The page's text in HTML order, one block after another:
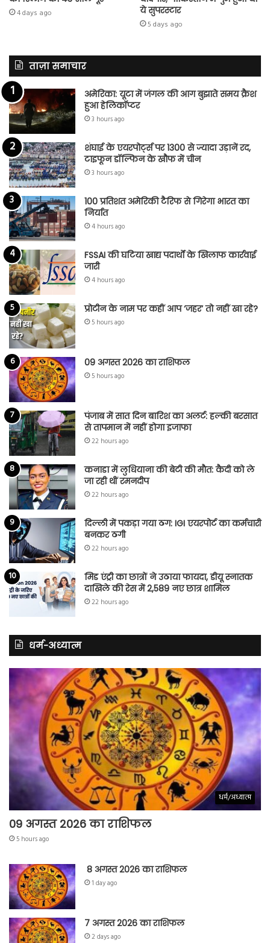
4 days ago
ये सुपरस्टार
5 days ago
ताज़ा समाचार
अमेरिका: यूटा में जंगल की आग बुझाते समय क्रैश
हुआ हेलिकॉप्टर
3 hours ago
शंघाई के एयरपोर्ट्स पर 1300 से ज्यादा उड़ानें रद,
टाइफून डॉल्फिन के खौफ में चीन
3 hours ago
100 प्रतिशत अमेरिकी टैरिफ से गिरेगा भारत का
निर्यात
4 hours ago
FSSAI की घटिया खाद्य पदार्थों के खिलाफ कार्रवाई
जारी
4 hours ago
प्रोटीन के नाम पर कहीं आप ‘जहर’ तो नहीं खा रहे?
5 hours ago
09 अगस्त 2026 का राशिफल
5 hours ago
पंजाब में सात दिन बारिश का अलर्ट: हल्की बरसात
से तापमान में नहीं होगा इजाफा
22 hours ago
कनाडा में लुधियाना की बेटी की माैत: कैदी को ले
जा रही थीं रमनदीप
22 hours ago
दिल्ली में पकड़ा गया ठग: IGI एयरपोर्ट का कर्मचारी
बनकर ठगी
22 hours ago
मिड एंट्री का छात्रों ने उठाया फायदा, डीयू स्नातक
दाखिले की रेस में 2,589 नए छात्र शामिल
22 hours ago
धर्म-अध्यात्म
धर्म/अध्यात्म
09 अगस्त 2026 का राशिफल
5 hours ago
8 अगस्त 2026 का राशिफल
1 day ago
7 अगस्त 2026 का राशिफल
2 days ago